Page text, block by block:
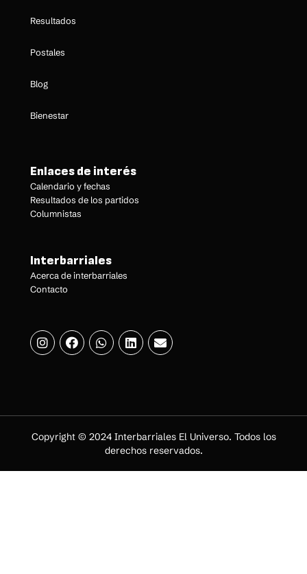
Resultados
Postales
Blog
Bienestar
Enlaces de interés
Calendario y fechas
Resultados de los partidos
Columnistas
Interbarriales
Acerca de interbarriales
Contacto
Copyright © 2024 Interbarriales El Universo. Todos los
derechos reservados.